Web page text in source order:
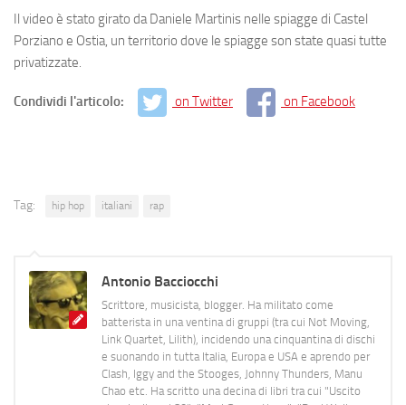
Il video è stato girato da Daniele Martinis nelle spiagge di Castel
Porziano e Ostia, un territorio dove le spiagge son state quasi tutte
privatizzate.
Condividi l'articolo: on Twitter on Facebook
Tag: hip hop italiani rap
Antonio Bacciocchi
Scrittore, musicista, blogger. Ha militato come
batterista in una ventina di gruppi (tra cui Not Moving,
Link Quartet, Lilith), incidendo una cinquantina di dischi
e suonando in tutta Italia, Europa e USA e aprendo per
Clash, Iggy and the Stooges, Johnny Thunders, Manu
Chao etc. Ha scritto una decina di libri tra cui "Uscito